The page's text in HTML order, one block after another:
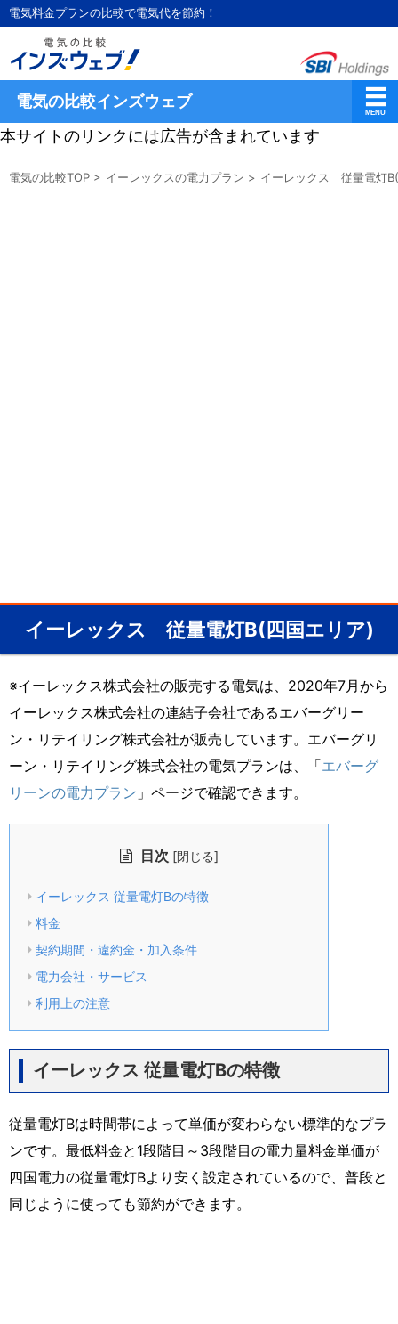
電気料金プランの比較で電気代を節約！
電気の比較インズウェブ
本サイトのリンクには広告が含まれています
電気の比較TOP > イーレックスの電力プラン > イーレックス 従量電灯
イーレックス 従量電灯B(四国エリア)
※イーレックス株式会社の販売する電気は、2020年7月から
イーレックス株式会社の連結子会社であるエバーグリー
ン・リテイリング株式会社が販売しています。エバーグリ
ーン・リテイリング株式会社の電気プランは、「エバーグ
リーンの電力プラン 」ページで確認できます。
目次 [閉じる]
イーレックス 従量電灯Bの特徴
料金
契約期間・違約金・加入条件
電力会社・サービス
利用上の注意
イーレックス 従量電灯Bの特徴
従量電灯Bは時間帯によって単価が変わらない標準的なプラ
ンです。最低料金と1段階目～3段階目の電力量料金単価が
四国電力の従量電灯Bより安く設定されているので、普段と
同じように使っても節約ができます。